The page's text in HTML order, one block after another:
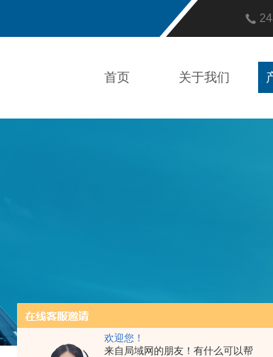
欢迎您！
来自局域网的朋友！有什么可以帮
首页 关于我们